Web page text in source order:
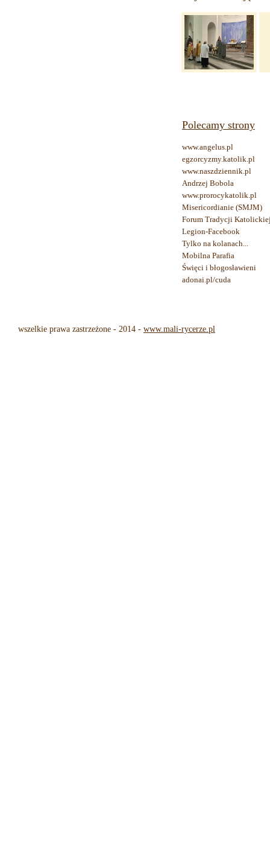
Polecamy strony
www.angelus.pl
egzorcyzmy.katolik.pl
www.naszdziennik.pl
Andrzej Bobola
www.prorocykatolik.pl
Misericordianie (SMJM)
Forum Tradycji
Legion-Facebook
Tylko na kolanach...
Mobilna Parafia
Święci i błogosławieni
adonai.pl/cuda
wszelkie prawa zastrzeżone - 2014 - www.mali-rycerze.pl